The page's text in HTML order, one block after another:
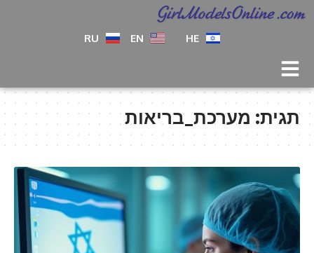
HE
EN
RU
תגית: מערכת_בריאות